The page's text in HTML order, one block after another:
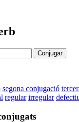
Conjugar
segona conjugació
regular irregular